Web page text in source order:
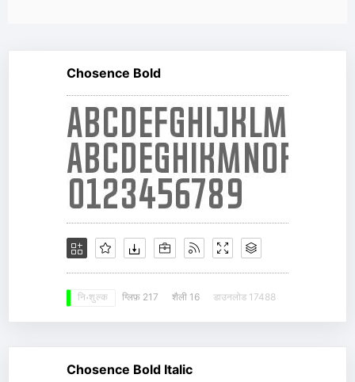
Chosence Bold
नि: शुल्क ग्लिफ़ 217 शैली 16 डाउनलोड 17488
Chosence Bold Italic